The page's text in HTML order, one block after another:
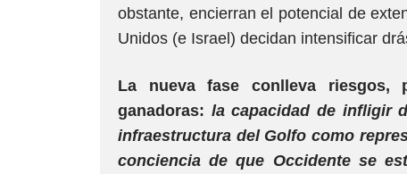
obstante, encierran el potencial de
Unidos (e Israel) decidan intensificar
La nueva fase conlleva
ganadoras: la capacidad de infligir
infraestructura del Golfo como
conciencia de que Occidente se